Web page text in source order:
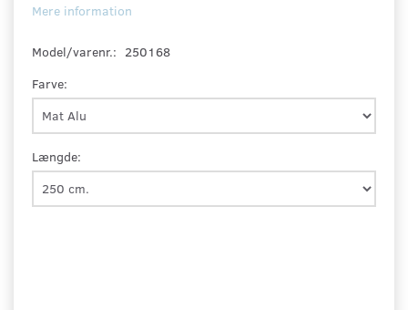
Mere information
Model/varenr.: 250168
Farve:
Længde: